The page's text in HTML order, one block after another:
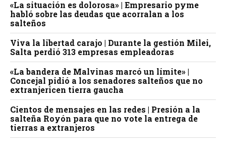
«La situación es dolorosa» | Empresario pyme
habló sobre las deudas que acorralan a los
salteños
Viva la libertad carajo | Durante la gestión Milei,
Salta perdió 313 empresas empleadoras
«La bandera de Malvinas marcó un límite» |
Concejal pidió a los senadores salteños que no
extranjericen tierra gaucha
Cientos de mensajes en las redes | Presión a la
salteña Royón para que no vote la entrega de
tierras a extranjeros